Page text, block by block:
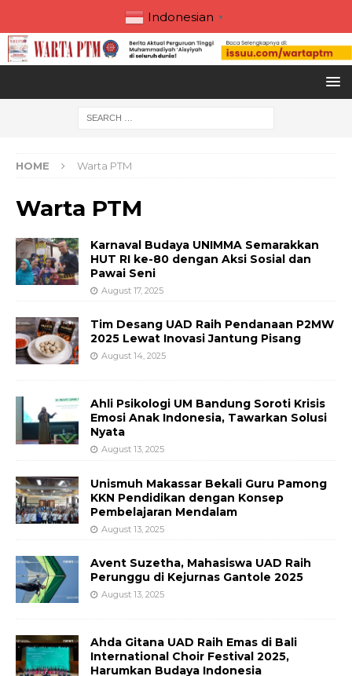
Indonesian ▼
HOME Warta PTM
Warta PTM
Karnaval Budaya UNIMMA Semarakkan
HUT RI ke-80 dengan Aksi Sosial dan
Pawai Seni
August 17, 2025
Tim Desang UAD Raih Pendanaan P2MW
2025 Lewat Inovasi Jantung Pisang
August 14, 2025
Ahli Psikologi UM Bandung Soroti Krisis
Emosi Anak Indonesia, Tawarkan Solusi
Nyata
August 13, 2025
Unismuh Makassar Bekali Guru Pamong
KKN Pendidikan dengan Konsep
Pembelajaran Mendalam
August 13, 2025
Avent Suzetha, Mahasiswa UAD Raih
Perunggu di Kejurnas Gantole 2025
August 13, 2025
Ahda Gitana UAD Raih Emas di Bali
International Choir Festival 2025,
Harumkan Budaya Indonesia